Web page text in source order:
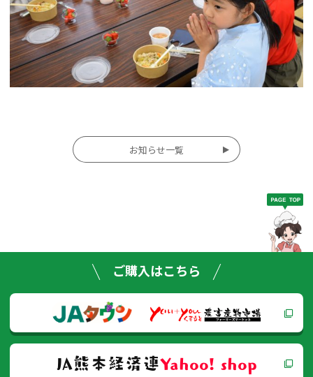
投
稿
ゲー
ショ
ン
お知らせ一覧
ご購入はこちら
JA熊本経済連Yahoo! shop